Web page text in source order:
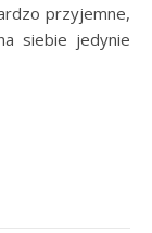
przyjemne,
siebie jedynie